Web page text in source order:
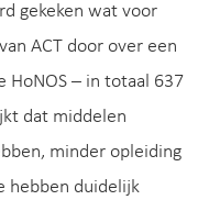
gekeken wat voor
ACT door over een
HoNOS – in totaal 637
dat middelen
minder opleiding
hebben duidelijk